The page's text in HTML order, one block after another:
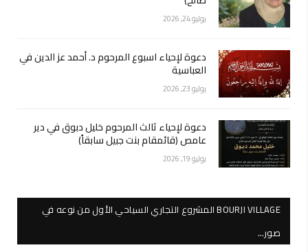
يوليو 24, 2026
دعوة لإحياء اسبوع المرحوم د. أحمد عز الدين في
العباسية
يوليو 23, 2026
دعوة لإحياء ثالث المرحوم خليل دبوق في دير
عامص (قائمقام بنت جبيل سابقاً)
يوليو 19, 2026
BOURJI VILLAGE المشروع التجاري السياحي الأول من نوعه في
صور…